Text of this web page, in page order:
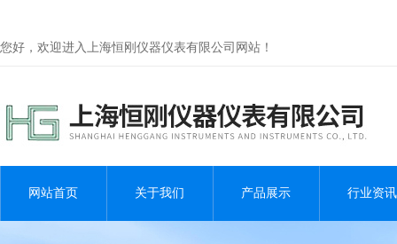
您好，欢迎进入上海恒刚仪器仪表有限公司网站！
网站首页 关于我们 产品展示 行业资讯